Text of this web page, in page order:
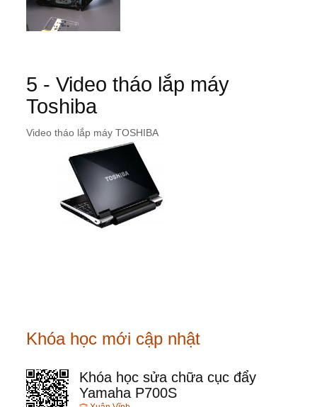
5 - Video tháo lắp máy
Toshiba
Video tháo lắp máy TOSHIBA
Khóa học mới cập nhật
Khóa học sửa chữa cục đẩy
Yamaha P700S